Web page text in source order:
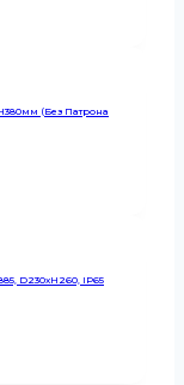
(без Патрона
D230xH260, IP65